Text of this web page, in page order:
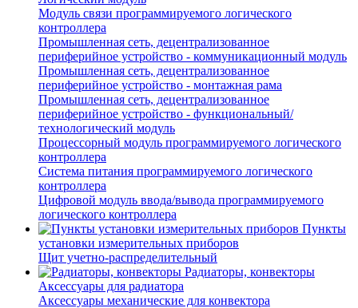
Модуль связи программируемого логического
контроллера
Промышленная сеть, децентрализованное
периферийное устройство - коммуникационный модуль
Промышленная сеть, децентрализованное
периферийное устройство - монтажная рама
Промышленная сеть, децентрализованное
периферийное устройство - функциональный/
технологический модуль
Процессорный модуль программируемого логического
контроллера
Система питания программируемого логического
контроллера
Цифровой модуль ввода/вывода программируемого
логического контроллера
Пункты
установки измерительных приборов
Щит учетно-распределительный
Радиаторы, конвекторы
Аксессуары для радиатора
Аксессуары механические для конвектора